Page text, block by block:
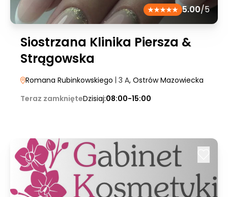
5.00/5
Siostrzana Klinika Piersza &
Strągowska
Romana Rubinkowskiego | 3 A, Ostrów Mazowiecka
Teraz zamknięteDzisiaj:08:00-15:00